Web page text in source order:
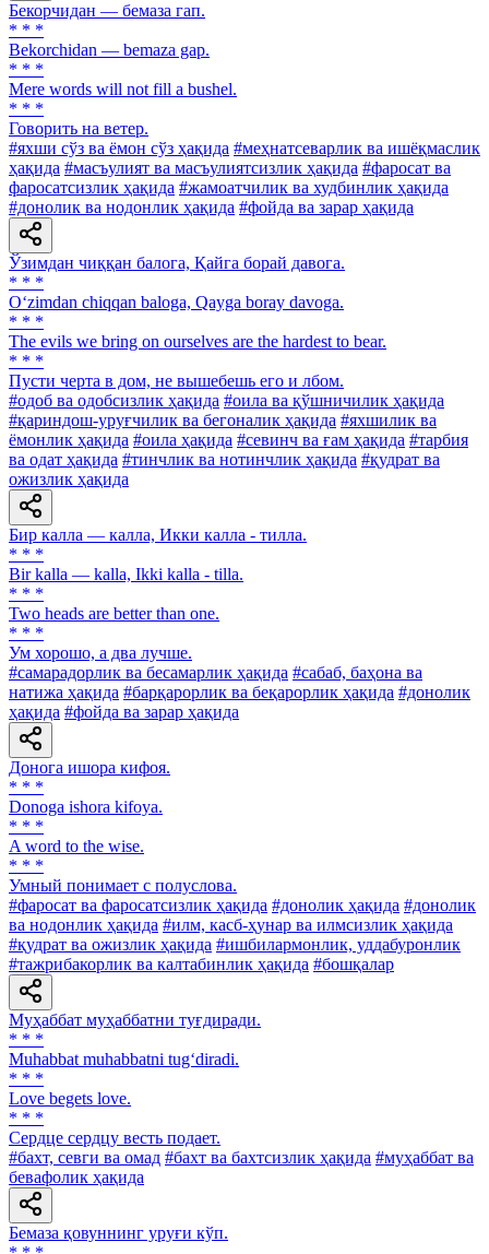
Бекорчидан — бемаза гап.
* * *
Bekorchidan — bemaza gap.
* * *
Mere words will not fill a bushel.
* * *
Говорить на ветер.
#яхши сўз ва ёмон сўз ҳақида #меҳнатсеварлик ва ишёқмаслик
ҳақида #масъулият ва масъулиятсизлик ҳақида #фаросат ва
фаросатсизлик ҳақида #жамоатчилик ва худбинлик ҳақида
#донолик ва нодонлик ҳақида #фойда ва зарар ҳақида
Ўзимдан чиққан балога, Қайга борай давога.
* * *
O‘zimdan chiqqan baloga, Qayga boray davoga.
* * *
The evils we bring on ourselves are the hardest to bear.
* * *
Пусти черта в дом, не вышебешь его и лбом.
#одоб ва одобсизлик ҳақида #оила ва қўшничилик ҳақида
#қариндош-уруғчилик ва бегоналик ҳақида #яхшилик ва
ёмонлик ҳақида #оила ҳақида #севинч ва ғам ҳақида #тарбия
ва одат ҳақида #тинчлик ва нотинчлик ҳақида #қудрат ва
ожизлик ҳақида
Бир калла — калла, Икки калла - тилла.
* * *
Bir kalla — kalla, Ikki kalla - tilla.
* * *
Two heads are better than one.
* * *
Ум хорошо, а два лучше.
#самарадорлик ва бесамарлик ҳақида #сабаб, баҳона ва
натижа ҳақида #барқарорлик ва беқарорлик ҳақида #донолик
ҳақида #фойда ва зарар ҳақида
Донога ишора кифоя.
* * *
Donoga ishora kifoya.
* * *
A word to the wise.
* * *
Умный понимает с полуслова.
#фаросат ва фаросатсизлик ҳақида #донолик ҳақида #донолик
ва нодонлик ҳақида #илм, касб-ҳунар ва илмсизлик ҳақида
#қудрат ва ожизлик ҳақида #ишбилармонлик, уддабуронлик
#тажрибакорлик ва калтабинлик ҳақида #бошқалар
Муҳаббат муҳаббатни туғдиради.
* * *
Muhabbat muhabbatni tug‘diradi.
* * *
Love begets love.
* * *
Сердце сердцу весть подает.
#бахт, севги ва омад #бахт ва бахтсизлик ҳақида #муҳаббат ва
бевафолик ҳақида
Бемаза қовуннинг уруғи кўп.